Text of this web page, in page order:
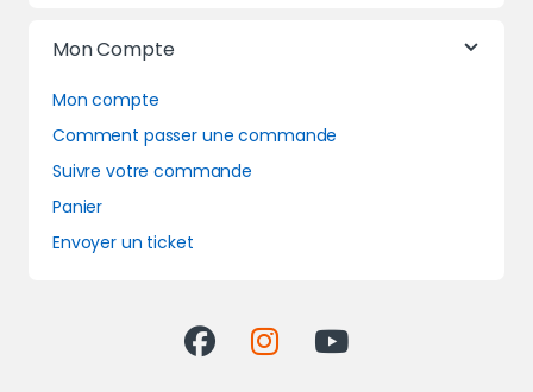
Mon Compte
Mon compte
Comment passer une commande
Suivre votre commande
Panier
Envoyer un ticket